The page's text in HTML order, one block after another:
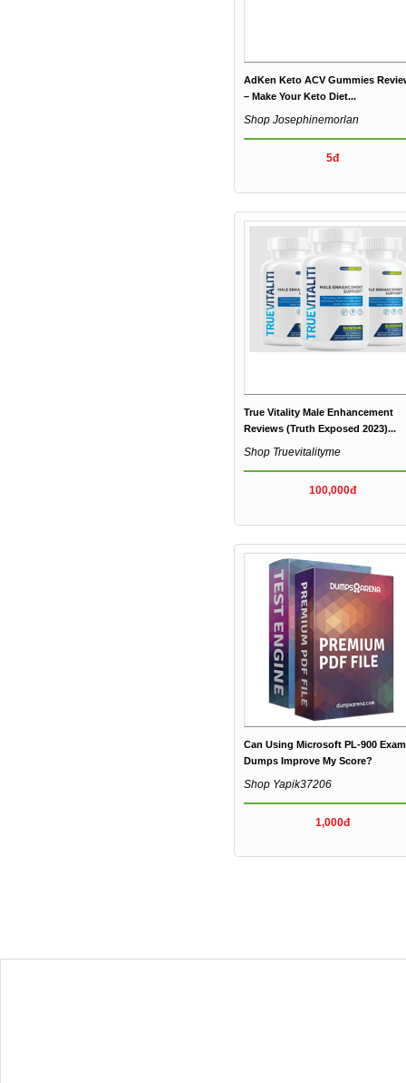
AdKen Keto ACV Gummies
– Make Your Keto Diet...
Shop Josephinemorlan
5đ
True Vitality Male Enhancement
Reviews (Truth Exposed 2023)...
Shop Truevitalityme
100,000đ
Can Using Microsoft PL-900 Exam
Dumps Improve My Score?
Shop Yapik37206
1,000đ